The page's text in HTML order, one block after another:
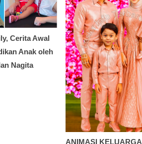
Cerita Awal
Anak oleh
Nagita
ANIMASI KELUARGA